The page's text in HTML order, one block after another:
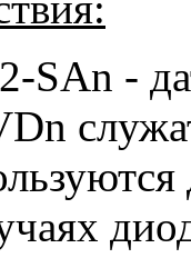
SAn -